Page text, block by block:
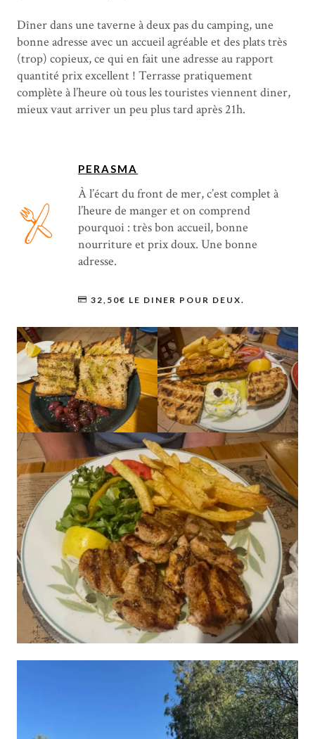
Dîner dans une taverne à deux pas du camping, une
bonne adresse avec un accueil agréable et des plats très
(trop) copieux, ce qui en fait une adresse au rapport
quantité prix excellent ! Terrasse pratiquement
complète à l’heure où tous les touristes viennent diner,
mieux vaut arriver un peu plus tard après 21h.
PERASMA
À l’écart du front de mer, c’est complet à
l’heure de manger et on comprend
pourquoi : très bon accueil, bonne
nourriture et prix doux. Une bonne
adresse.
32,50€ LE DINER POUR DEUX.